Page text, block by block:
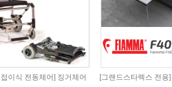
이식 전동체어] 징거체어
[그랜드스타렉스 전용